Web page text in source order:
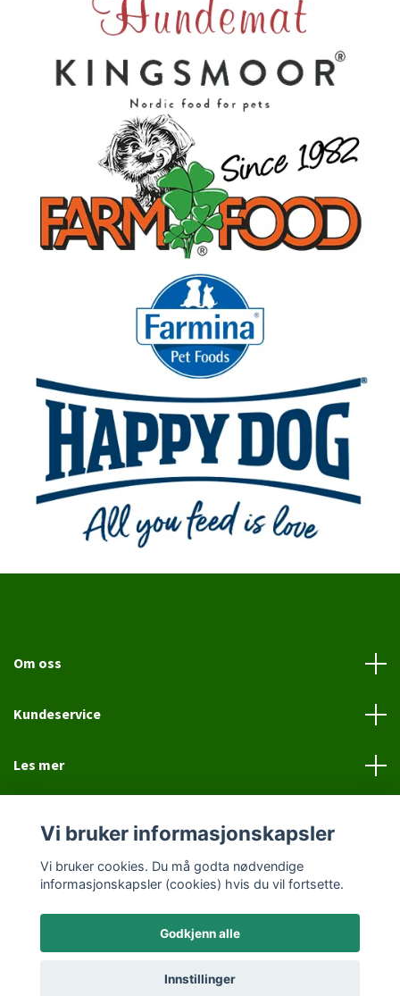
Om oss
Kundeservice
Les mer
© 2026 Jovial Hund
Vi bruker informasjonskapsler
Vi bruker cookies. Du må godta nødvendige
informasjonskapsler (cookies) hvis du vil fortsette.
Godkjenn alle
Innstillinger